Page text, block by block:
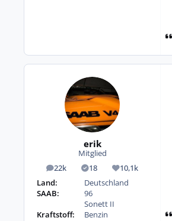
erik
Mitglied
22k
Beiträge 18
Lösungen10,1k
Reputation
Land:
Deutschland
SAAB:
96
Sonett II
Kraftstoff:
Benzin